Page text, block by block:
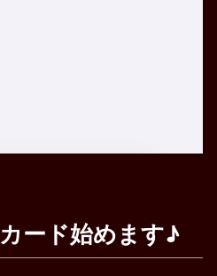
ード始めます♪